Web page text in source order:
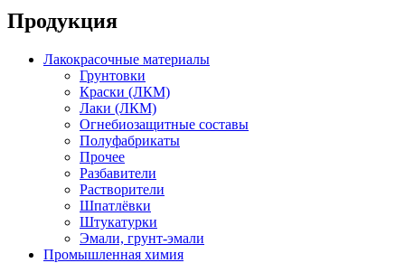
Продукция
Лакокрасочные материалы
Грунтовки
Краски (ЛКМ)
Лаки (ЛКМ)
Огнебиозащитные составы
Полуфабрикаты
Прочее
Разбавители
Растворители
Шпатлёвки
Штукатурки
Эмали, грунт-эмали
Промышленная химия